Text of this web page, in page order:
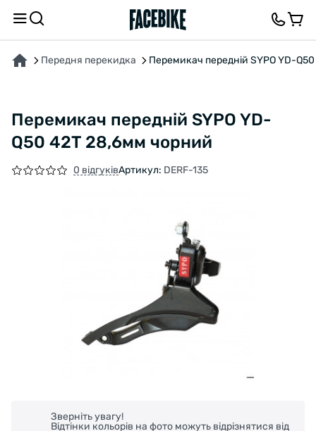
Передня перекидка Перемикач передній SYPO YD-
Перемикач передній SYPO YD-
Q50 42T 28,6мм чорний
0 відгуківАртикул: DERF-135
Зверніть увагу!
Відтінки кольорів на фото можуть відрізнятися від
ПРО ТОВАР ХАРАКТЕРИСТИКИВІДГУКИ ТА ЗАПИТАННЯ